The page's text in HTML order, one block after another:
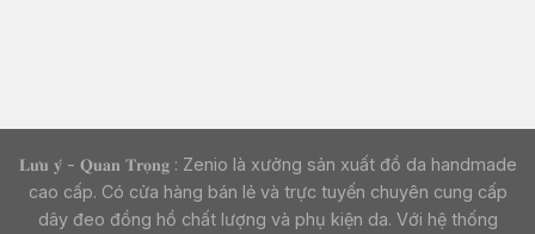
𝐋𝐮̛𝐮 𝐲́ - 𝐐𝐮𝐚𝐧 𝐓𝐫𝐨̣𝐧𝐠 : Zenio là xưởng sản xuất đồ da handmade
cao cấp. Có cửa hàng bán lẻ và trực tuyến chuyên cung cấp
dây đeo đồng hồ chất lượng và phụ kiện da. Với hệ thống